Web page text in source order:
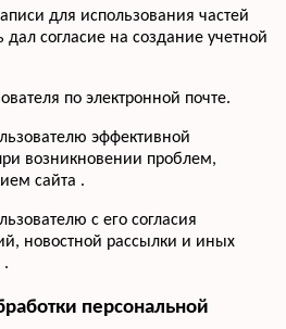
для использования частей
дал согласие на создание учетной
по электронной почте.
эффективной
возникновении проблем,
сайта .
с его согласия
новостной рассылки и иных
.
персональной